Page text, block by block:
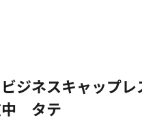
ジネスキャップ
タテ